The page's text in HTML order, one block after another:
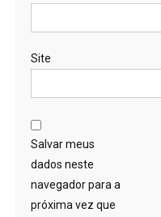
Site
Salvar meus
dados neste
navegador para a
próxima vez que